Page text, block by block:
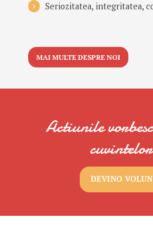
Seriozitatea, integritatea,
MAI MULTE DESPRE NOI
Actiunile
DEVINO